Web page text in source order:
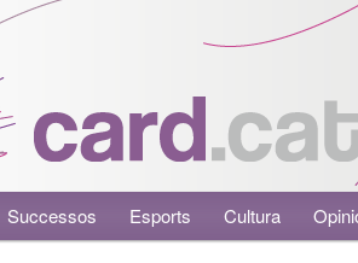
Successos Esports Cultura